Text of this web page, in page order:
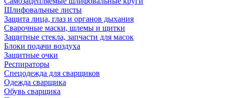
Шлифовальные листы
Защита лица, глаз и органов дыхания
Сварочные маски, шлемы и щитки
Защитные стекла, запчасти для масок
Блоки подачи воздуха
Защитные очки
Респираторы
Спецодежда для сварщиков
Одежда сварщика
Обувь сварщика